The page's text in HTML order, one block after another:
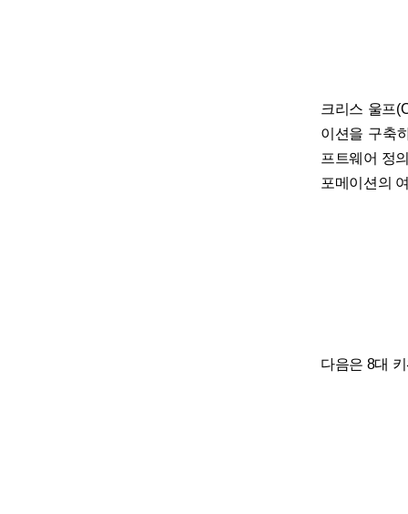
크리스 울프
이션을 구축
프트웨어 정
포메이션의
다음은 8대